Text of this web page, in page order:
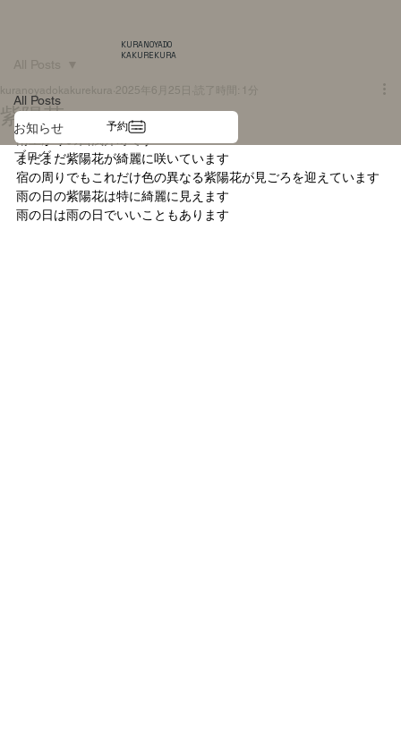
KURANOYADO
KAKUREKURA
予約
All Posts
お知らせ
ブログ
All Posts
紫陽花
kuranoyadokakurekura 2025年6月25日 読了時間: 1分
雨上がりの西浅井町です
まだまだ紫陽花が綺麗に咲いています
宿の周りでもこれだけ色の異なる紫陽花が見ごろを迎えています
雨の日の紫陽花は特に綺麗に見えます
雨の日は雨の日でいいこともあります